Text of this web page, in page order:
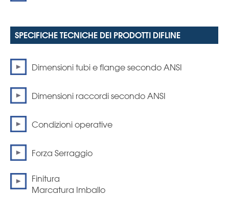
SPECIFICHE TECNICHE DEI PRODOTTI DIFLINE
Dimensioni tubi e flange secondo ANSI
Dimensioni raccordi secondo ANSI
Condizioni operative
Forza Serraggio
Finitura
Marcatura Imballo